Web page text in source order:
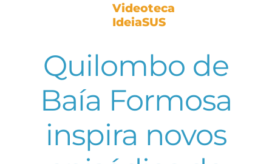
Videoteca
IdeiaSUS
Quilombo de
Baía Formosa
inspira novos